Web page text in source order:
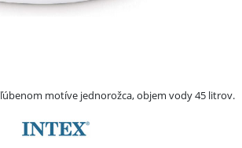
motíve jednorožca, objem vody 45 litrov.